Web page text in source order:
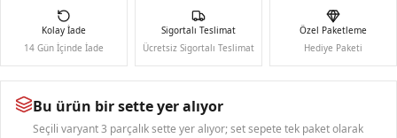
Kolay İade
14 Gün İçinde İade
Sigortalı Teslimat
Ücretsiz Sigortalı Teslimat
Özel Paketleme
Hediye Paketi
Bu ürün bir sette yer alıyor
Seçili varyant 3 parçalık sette yer alıyor; set sepete tek paket olarak